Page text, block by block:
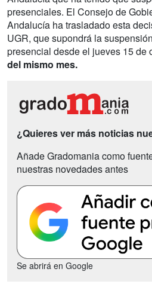
presenciales. El Consejo de
Andalucía ha trasladado esta
UGR, que supondrá la
presencial desde el jueves 15 de
del mismo mes.
¿Quieres ver más noticias
Añade Gradomania como
nuestras novedades antes
Se abrirá en Google